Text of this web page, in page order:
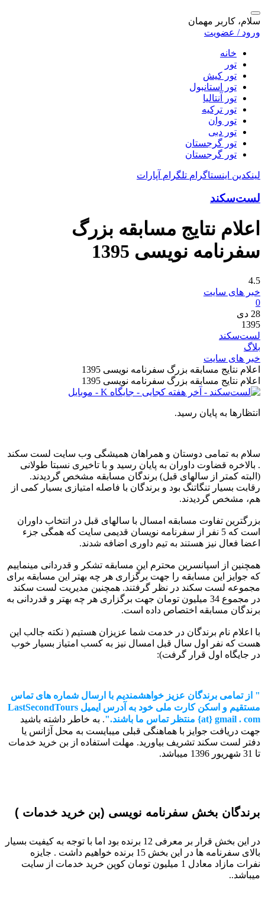
سلام، کاربر مهمان
ورود / عضویت
خانه
تور
تور کیش
تور استانبول
تور آنتالیا
تور ترکیه
تور وان
تور دبی
تور گرجستان
تور گرجستان
لینکدین اینستاگرام تلگرام آپارات
لست‌سکند
اعلام نتایج مسابقه بزرگ
سفرنامه نویسی 1395
4.5
خبر های سایت
0
28 دی
1395
لست‌سکند
بلاگ
خبر های سایت
اعلام نتایج مسابقه بزرگ سفرنامه نویسی 1395
اعلام نتایج مسابقه بزرگ سفرنامه نویسی 1395
انتظارها به پایان رسید.
سلام به تمامی دوستان و همراهان همیشگی وب سایت لست سکند
. بالاخره قضاوت داوران به پایان رسید و با تاخیری نسبتا طولانی
(البته کمتر از سالهای قبل) برندگان مسابقه مشخص گردیدند.
رقابت بسیار تنگاتنگ بود و برندگان با فاصله امتیازی بسیار کمی از
هم، مشخص گردیدند.
بزرگترین تفاوت مسابقه امسال با سالهای قبل در انتخاب داوران
است که 5 نفر از سفرنامه نویسان قدیمی سایت که همگی جزء
اعضا فعال نیز هستند به تیم داوری اضافه شدند.
همچنین از اسپانسرین محترم این مسابقه تشکر و قدردانی مینماییم
که جوایز این مسابقه را جهت برگزاری هر چه بهتر این مسابقه برای
مجموعه لست سکند در نظر گرفتند. همچنین مدیریت لست سکند
در مجموع 34 میلیون تومان جهت برگزاری هر چه بهتر و قدردانی به
برندگان مسابقه اختصاص داده است.
با اعلام نام برندگان در خدمت شما عزیزان هستیم ( نکته جالب این
هست که نفر اول سال قبل امسال نیز به کسب امتیاز بسیار خوب
در جایگاه اول قرار گرفت):
" از تمامی برندگان عزیز خواهشمندیم با ارسال شماره های تماس
مستقیم و اسکن کارت ملی خود به آدرس ایمیل LastSecondTours
{at} gmail . com منتظر تماس ما باشند."
. به خاطر داشته باشید
جهت دریافت جوایز با هماهنگی قبلی میبایست به محل آژانس یا
دفتر لست سکند تشریف بیاورید. مهلت استفاده از بن خرید خدمات
تا 31 شهریور 1396 میباشد.
برندگان بخش سفرنامه نویسی (بن خرید خدمات )
در این بخش قرار بر معرفی 12 برنده بود اما با توجه به کیفیت بسیار
بالای سفرنامه ها در این بخش 15 برنده خواهیم داشت . جایزه
نفرات مازاد معادل 1 میلیون تومان کوپن خرید خدمات از سایت
میباشد..